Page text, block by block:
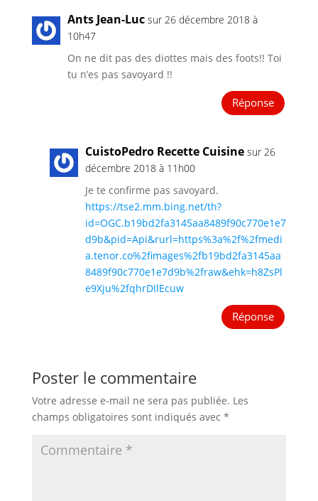
Ants Jean-Luc sur 26 décembre 2018 à
10h47
On ne dit pas des diottes mais des foots!! Toi
tu n’es pas savoyard !!
Réponse
CuistoPedro Recette Cuisine sur 26
décembre 2018 à 11h00
Je te confirme pas savoyard.
https://tse2.mm.bing.net/th?
id=OGC.b19bd2fa3145aa8489f90c770e1e7
d9b&pid=Api&rurl=https%3a%2f%2fmedi
a.tenor.co%2fimages%2fb19bd2fa3145aa
8489f90c770e1e7d9b%2fraw&ehk=h8ZsPl
e9Xju%2fqhrDIlEcuw
Réponse
Poster le commentaire
Votre adresse e-mail ne sera pas publiée. Les
champs obligatoires sont indiqués avec *